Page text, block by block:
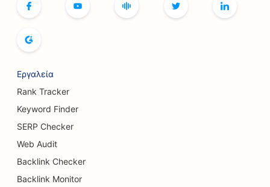
SEO για ζυθοποιίες
SEO για υπηρεσίες αύξησης στήθους
SEO για κουρεία
SEO για φορτηγά Burger
Εργαλεία
Rank Tracker
Keyword Finder
SERP Checker
Web Audit
Backlink Checker
Backlink Monitor